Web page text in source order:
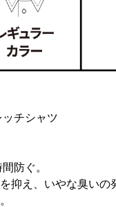
ッチシャツ
防ぐ。
抑え、いやな臭いの